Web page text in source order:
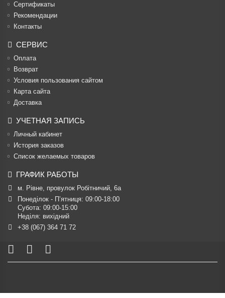
Cертификаты
Рекомендации
Контакты
СЕРВИС
Оплата
Возврат
Условия пользования сайтом
Карта сайта
Доставка
УЧЕТНАЯ ЗАПИСЬ
Личный кабинет
История заказов
Список желаемых товаров
ГРАФИК РАБОТЫ
м. Рівне, провулок Робітничий, 6а
Понеділок - П’ятниця: 09:00-18:00
Субота: 09:00-15:00
Неділя: вихідний
+38 (067) 364 71 72